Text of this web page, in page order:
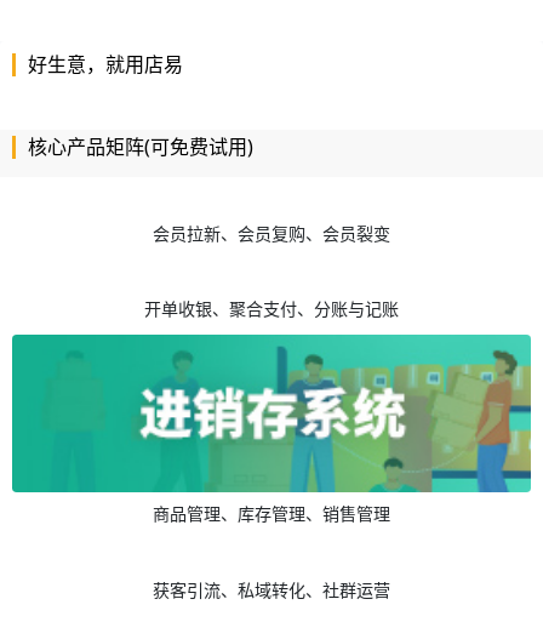
好生意，就用店易
核心产品矩阵(可免费试用)